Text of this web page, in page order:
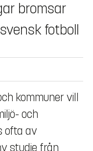
bromsar
fotboll
kommuner vill
och
ofta av
studie från